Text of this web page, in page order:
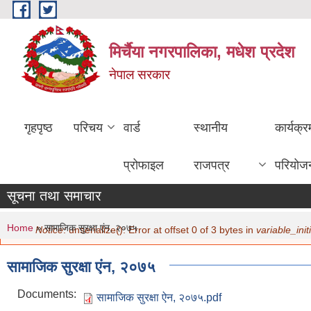
Skip to main content
मिर्चैया नगरपालिका, मधेश प्रदेश
नेपाल सरकार
गृहपृष्ठ परिचय वार्ड
प्रोफाइल
स्थानीय
राजपत्र
सूचना तथा समाचार
Error message
Notice: unserialize(): Error at offset 0 of 3 bytes in
You are here
Home » सामाजिक सुरक्षा एंन, २०७५
सामाजिक सुरक्षा एंन, २०७५
Documents: सामाजिक सुरक्षा ऐन, २०७५.pdf